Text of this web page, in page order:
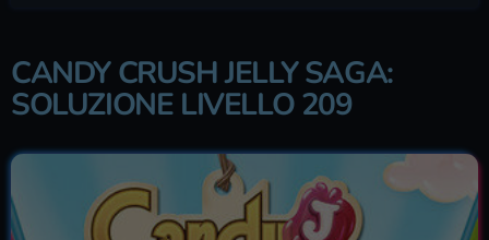
CANDY CRUSH JELLY SAGA:
SOLUZIONE LIVELLO 209